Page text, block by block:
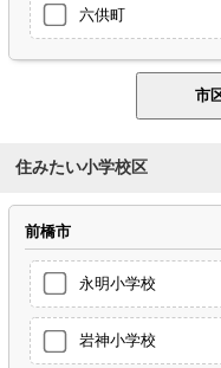
六供町
住みたい小学校区
前橋市
永明小学校
岩神小学校